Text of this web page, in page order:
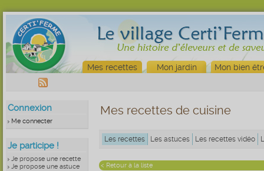
Mes recettes Mon jardin Mon bien
Connexion
Me connecter
Je participe !
Je propose une recette
Je propose une astuce
Mes recettes de cuisine
Les recettes Les astuces Les recettes vidéo
< Retour à la liste